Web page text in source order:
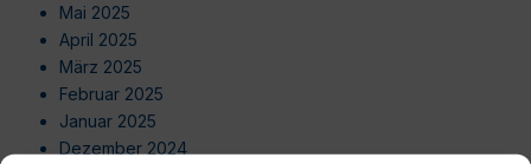
Mai 2025
April 2025
März 2025
Februar 2025
Januar 2025
Dezember 2024